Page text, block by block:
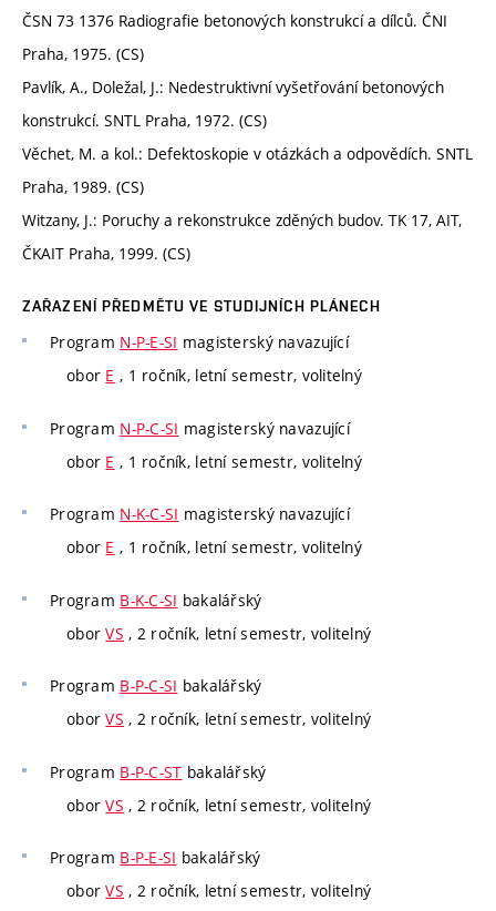
ČSN 73 1376 Radiografie betonových konstrukcí a dílců. ČNI
Praha, 1975. (CS)
Pavlík, A., Doležal, J.: Nedestruktivní vyšetřování betonových
konstrukcí. SNTL Praha, 1972. (CS)
Věchet, M. a kol.: Defektoskopie v otázkách a odpovědích. SNTL
Praha, 1989. (CS)
Witzany, J.: Poruchy a rekonstrukce zděných budov. TK 17, AIT,
ČKAIT Praha, 1999. (CS)
ZAŘAZENÍ PŘEDMĚTU VE STUDIJNÍCH PLÁNECH
Program N-P-E-SI magisterský navazující
obor E , 1 ročník, letní semestr, volitelný
Program N-P-C-SI magisterský navazující
obor E , 1 ročník, letní semestr, volitelný
Program N-K-C-SI magisterský navazující
obor E , 1 ročník, letní semestr, volitelný
Program B-K-C-SI bakalářský
oborVS , 2 ročník, letní semestr, volitelný
Program B-P-C-SI bakalářský
oborVS , 2 ročník, letní semestr, volitelný
Program B-P-C-ST bakalářský
oborVS , 2 ročník, letní semestr, volitelný
Program B-P-E-SI bakalářský
oborVS , 2 ročník, letní semestr, volitelný